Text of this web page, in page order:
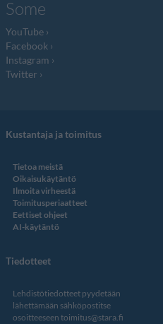
Some
YouTube
Facebook
Instagram
Twitter
Kustantaja ja toimitus
Tietoa meistä
Oikaisukäytäntö
Ilmoita virheestä
Toimitusperiaatteet
Eettiset ohjeet
AI-käytäntö
Tiedotteet
Lehdistötiedotteet pyydetään
lähettämään sähköpostitse
osoitteeseen toimitus@stara.fi